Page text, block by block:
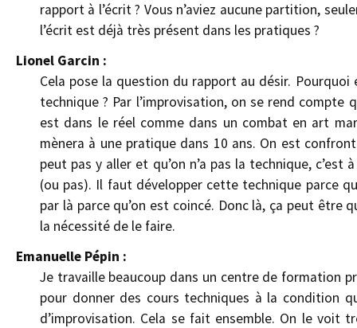
rapport à l’écrit ? Vous n’aviez aucune partition,
l’écrit est déjà très présent dans les pratiques ?
Lionel Garcin :
Cela pose la question du rapport au désir.
technique ? Par l’improvisation, on se rend compte
est dans le réel comme dans un combat en art
mènera à une pratique dans 10 ans. On est
peut pas y aller et qu’on n’a pas la technique, c’est
(ou pas). Il faut développer cette technique parce
par là parce qu’on est coincé. Donc là, ça peut
la nécessité de le faire.
Emanuelle Pépin :
Je travaille beaucoup dans un centre de formation
pour donner des cours techniques à la condition
d’improvisation. Cela se fait ensemble. On le voit